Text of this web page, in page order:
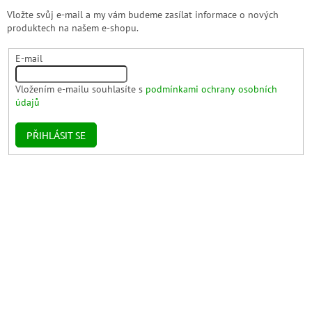
Vložte svůj e-mail a my vám budeme zasílat informace o nových
produktech na našem e-shopu.
E-mail
Vložením e-mailu souhlasíte s podmínkami ochrany osobních
údajů
PŘIHLÁSIT SE